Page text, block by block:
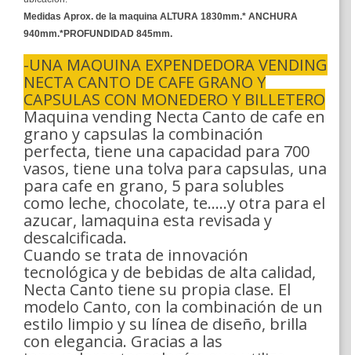
Medidas Aprox. de la maquina ALTURA 1830mm.* ANCHURA
940mm.*PROFUNDIDAD 845mm.
-UNA MAQUINA EXPENDEDORA VENDING
NECTA CANTO DE CAFE GRANO Y
CAPSULAS CON MONEDERO Y BILLETERO
Maquina vending Necta Canto de cafe en
grano y capsulas la combinación
perfecta, tiene una capacidad para 700
vasos, tiene una tolva para capsulas, una
para cafe en grano, 5 para solubles
como leche, chocolate, te.....y otra para el
azucar, lamaquina esta revisada y
descalcificada.
Cuando se trata de innovación
tecnológica y de bebidas de alta calidad,
Necta Canto tiene su propia clase. El
modelo Canto, con la combinación de un
estilo limpio y su línea de diseño, brilla
con elegancia. Gracias a las